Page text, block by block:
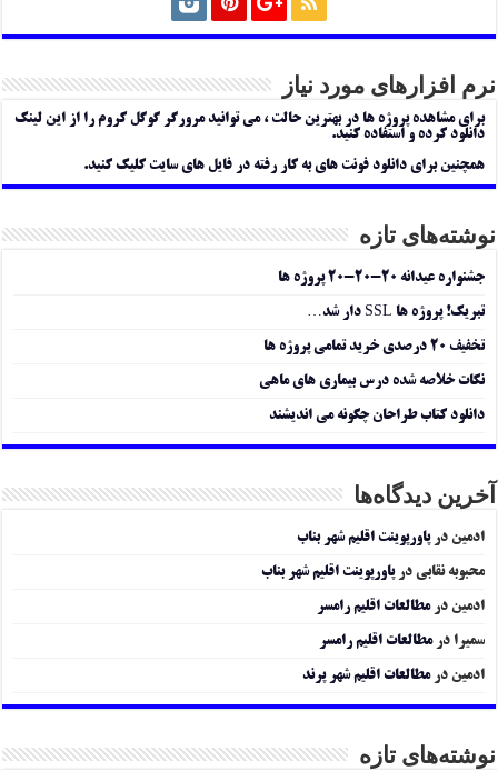
نرم افزارهای مورد نیاز
برای مشاهده پروژه ها در بهترین حالت ، می توانید مرورگر گوگل کروم را از این لینک
دانلود کرده و استفاده کنید.
همچنین برای دانلود فونت های به کار رفته در فایل های سایت کلیک کنید.
نوشته‌های تازه
جشنواره عیدانه ۲۰-۲۰-۲۰ پروژه ها
تبریک! پروژه ها SSL دار شد…
تخفیف ۲۰ درصدی خرید تمامی پروژه ها
نکات خلاصه شده درس بیماری های ماهی
دانلود کتاب طراحان چگونه می اندیشند
آخرین دیدگاه‌ها
ادمین درپاورپوینت اقلیم شهر بناب
محبوبه نقابی درپاورپوینت اقلیم شهر بناب
ادمین درمطالعات اقلیم رامسر
سمیرا درمطالعات اقلیم رامسر
ادمین درمطالعات اقلیم شهر پرند
نوشته‌های تازه